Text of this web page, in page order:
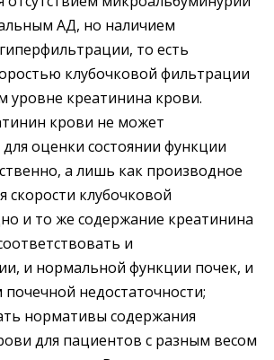
АД, но наличием
то есть
клубочковой фильтрации
уровне креатинина крови.
крови не может
для оценки состоянии функции
а лишь как производное
скорости клубочковой
и то же содержание креатинина
и
и нормальной функции почек, и
недостаточности;
нормативы содержания
для пациентов с разным весом